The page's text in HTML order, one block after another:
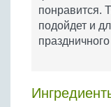
Бобовые
Яйца
Крупы
понравится.
подойдет и